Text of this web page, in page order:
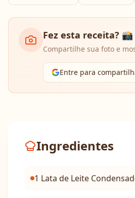
Fez esta receita? 📸
Compartilhe sua foto e
Entre para
Ingredientes
1 Lata de Leite